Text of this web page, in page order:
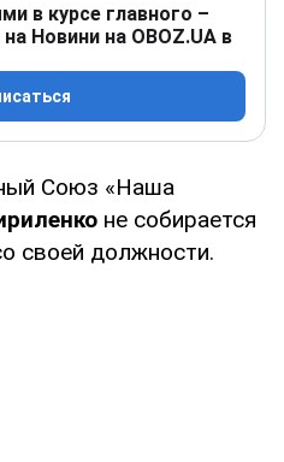
в курсе главного –
Новини на OBOZ.UA в
Союз «Наша
не собирается
своей должности.